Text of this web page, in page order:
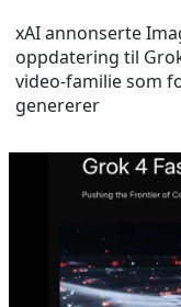
xAI annonserte
oppdatering til
video-familie som
genererer